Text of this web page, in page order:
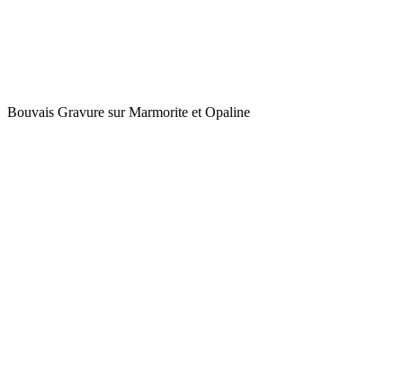
Bouvais Gravure sur Marmorite et Opaline